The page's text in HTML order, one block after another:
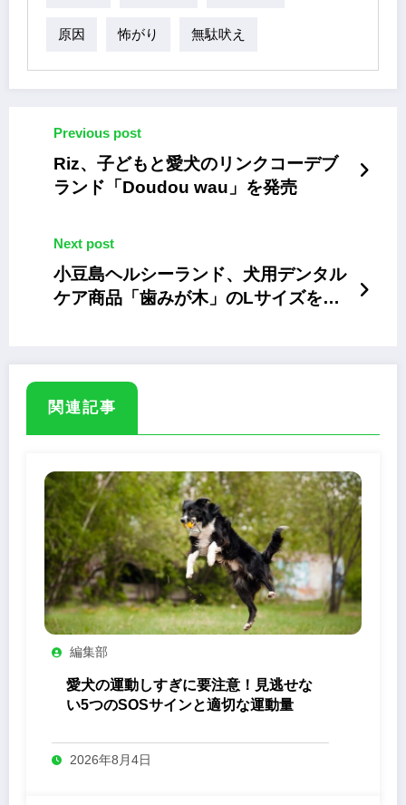
原因 怖がり 無駄吠え
Previous post
Riz、子どもと愛犬のリンクコーデブ
ランド「Doudou wau」を発売
Next post
小豆島ヘルシーランド、犬用デンタル
ケア商品「歯みが木」のLサイズを限
関連記事
編集部
愛犬の運動しすぎに要注意！見逃せな
い5つのSOSサインと適切な運動量
2026年8月4日